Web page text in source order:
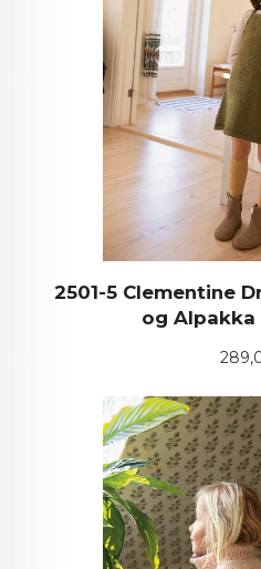
2501-5 Clementine
og
Pris